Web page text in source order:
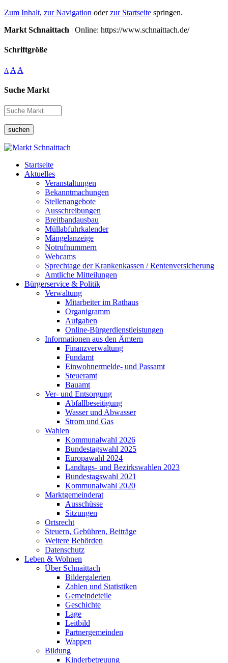
Zum Inhalt, zur Navigation oderzur Startseite springen.
Markt Schnaittach | Online: https://www.schnaittach.de/
Schriftgröße
A A A
Suche Markt
suchen
Startseite
Aktuelles
Veranstaltungen
Bekanntmachungen
Stellenangebote
Ausschreibungen
Breitbandausbau
Müllabfuhrkalender
Mängelanzeige
Notrufnummern
Webcams
Sprechtage der Krankenkassen / Rentenversicherung
Amtliche Mitteilungen
Bürgerservice & Politik
Verwaltung
Mitarbeiter im Rathaus
Organigramm
Aufgaben
Online-Bürgerdienstleistungen
Informationen aus den Ämtern
Finanzverwaltung
Fundamt
Einwohnermelde- und Passamt
Steueramt
Bauamt
Ver- und Entsorgung
Abfallbeseitigung
Wasser und Abwasser
Strom und Gas
Wahlen
Kommunalwahl 2026
Bundestagswahl 2025
Europawahl 2024
Landtags- und Bezirkswahlen 2023
Bundestagswahl 2021
Kommunalwahl 2020
Marktgemeinderat
Ausschüsse
Sitzungen
Ortsrecht
Steuern, Gebühren, Beiträge
Weitere Behörden
Datenschutz
Leben & Wohnen
Über Schnaittach
Bildergalerien
Zahlen und Statistiken
Gemeindeteile
Geschichte
Lage
Leitbild
Partnergemeinden
Wappen
Bildung
Kinderbetreuung